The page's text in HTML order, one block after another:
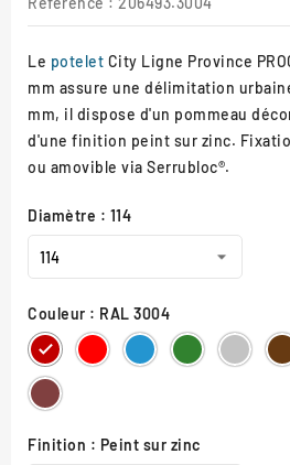
Le potelet City Ligne Province
mm assure une délimitation
mm, il dispose d'un pommeau
d'une finition peint sur zinc.
ou amovible via Serrubloc®.
Diamètre : 114
Couleur : RAL 3004
RAL
3004
RAL
3020
RAL
5010
RAL
6005
RAL
7044
Aspect
Corten
Finition : Peint sur zinc